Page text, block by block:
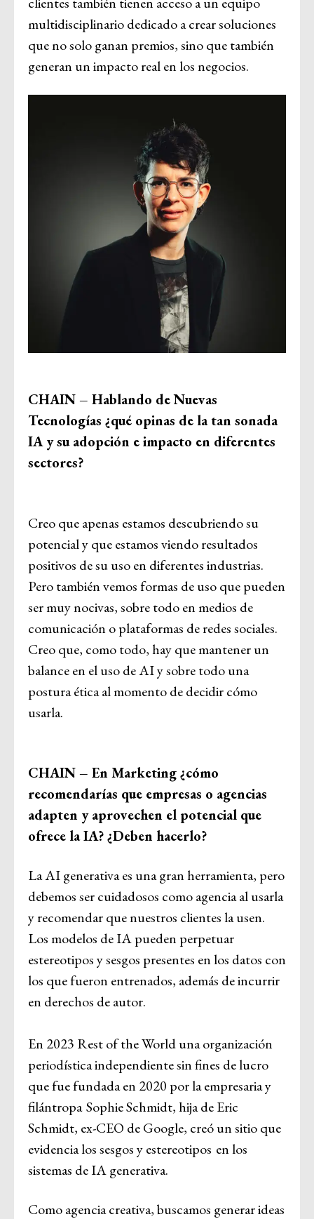
multidisciplinario dedicado a crear soluciones
que no solo ganan premios, sino que también
generan un impacto real en los negocios.
CHAIN – Hablando de Nuevas
Tecnologías ¿qué opinas de la tan sonada
IA y su adopción e impacto en diferentes
sectores?
Creo que apenas estamos descubriendo su
potencial y que estamos viendo resultados
positivos de su uso en diferentes industrias.
Pero también vemos formas de uso que pueden
ser muy nocivas, sobre todo en medios de
comunicación o plataformas de redes sociales.
Creo que, como todo, hay que mantener un
balance en el uso de AI y sobre todo una
postura ética al momento de decidir cómo
usarla.
CHAIN – En Marketing ¿cómo
recomendarías que empresas o agencias
adapten y aprovechen el potencial que
ofrece la IA? ¿Deben hacerlo?
La AI generativa es una gran herramienta, pero
debemos ser cuidadosos como agencia al usarla
y recomendar que nuestros clientes la usen.
Los modelos de IA pueden perpetuar
estereotipos y sesgos presentes en los datos con
los que fueron entrenados, además de incurrir
en derechos de autor.
En 2023 Rest of the World una organización
periodística independiente sin fines de lucro
que fue fundada en 2020 por la empresaria y
filántropa Sophie Schmidt, hija de Eric
Schmidt, ex-CEO de Google, creó un sitio que
evidencia los sesgos y estereotipos en los
sistemas de IA generativa.
Como agencia creativa, buscamos generar ideas